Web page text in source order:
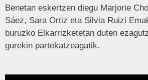
Benetan eskertzen diegu Marjorie
Sáez, Sara Ortiz eta Silvia Ruizi
buruzko Elkarrizketetan duten
gurekin partekatzeagatik.